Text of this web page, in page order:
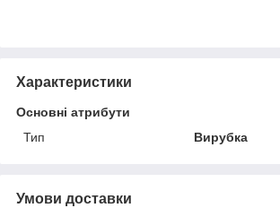
Характеристики
Основні атрибути
Тип
Вирубка
Умови доставки